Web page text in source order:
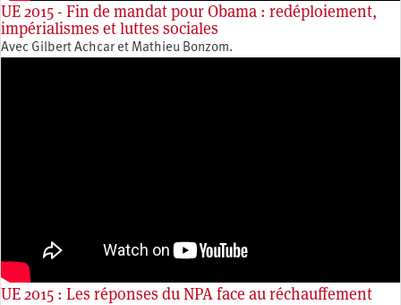
UE 2015 - Fin de mandat pour Obama : redéploiement,
impérialismes et luttes sociales
Avec Gilbert Achcar et Mathieu Bonzom.
UE 2015 : Les réponses du NPA face au réchauffement